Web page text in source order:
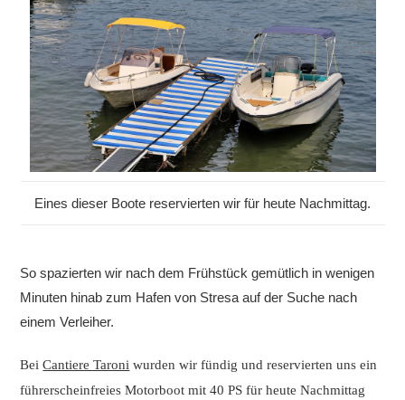
Eines dieser Boote reservierten wir für heute Nachmittag.
So spazierten wir nach dem Frühstück gemütlich in wenigen
Minuten hinab zum Hafen von Stresa auf der Suche nach
einem Verleiher.
BeiCantiere Taroni wurden wir fündig und reservierten uns ein
führerscheinfreies Motorboot mit 40 PS für heute Nachmittag